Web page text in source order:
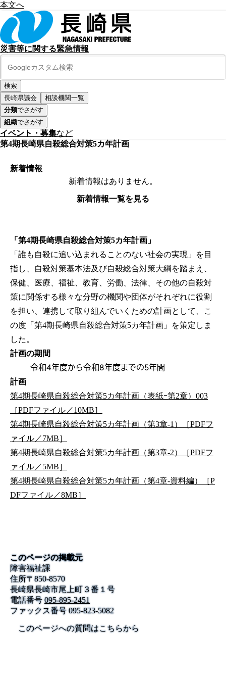
本文へ
災害等に関する緊急情報
長崎県議会
相談機関一覧
分類でさがす
組織でさがす
イベント・募集など
第4期長崎県自殺総合対策5カ年計画
新着情報
新着情報はありません。
新着情報一覧を見る
「第4期長崎県自殺総合対策5カ年計画」
「誰も自殺に追い込まれることのない社会の実現」を目
指し、自殺対策基本法及び自殺総合対策大綱を踏まえ、
保健、医療、福祉、教育、労働、法律、その他の自殺対
策に関係する様々な分野の機関や団体がそれぞれに役割
を担い、連携して取り組んでいくための計画として、こ
の度「第4期長崎県自殺総合対策5カ年計画」を策定しま
した。
計画の期間
令和4年度から令和8年度までの5年間
計画
第4期長崎県自殺総合対策5カ年計画（表紙ｰ第2章）003
［PDFファイル／10MB］
第4期長崎県自殺総合対策5カ年計画（第3章-1）［PDFフ
ァイル／7MB］
第4期長崎県自殺総合対策5カ年計画（第3章-2）［PDFフ
ァイル／5MB］
第4期長崎県自殺総合対策5カ年計画（第4章-資料編）［P
DFファイル／8MB］
このページの掲載元
障害福祉課
住所〒850-8570
長崎県長崎市尾上町３番１号
電話番号 095-895-2451
ファックス番号095-823-5082
このページへの質問はこちらから